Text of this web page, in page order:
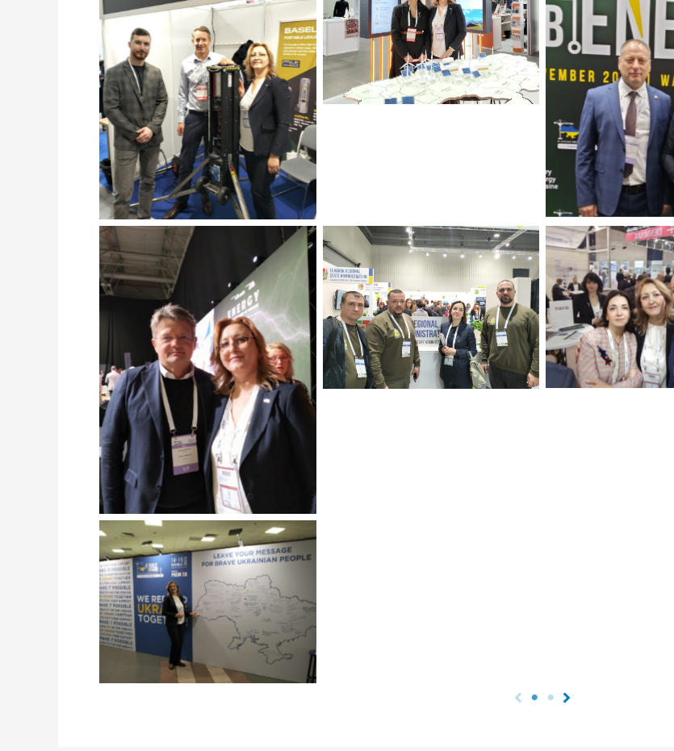
Натисніть щоб подивитись
Натисніть щоб подивитись
Натисніть щоб
Натисніть щоб подивитись
Натисніть щоб подивитись Натисніть щоб
Натисніть щоб подивитись